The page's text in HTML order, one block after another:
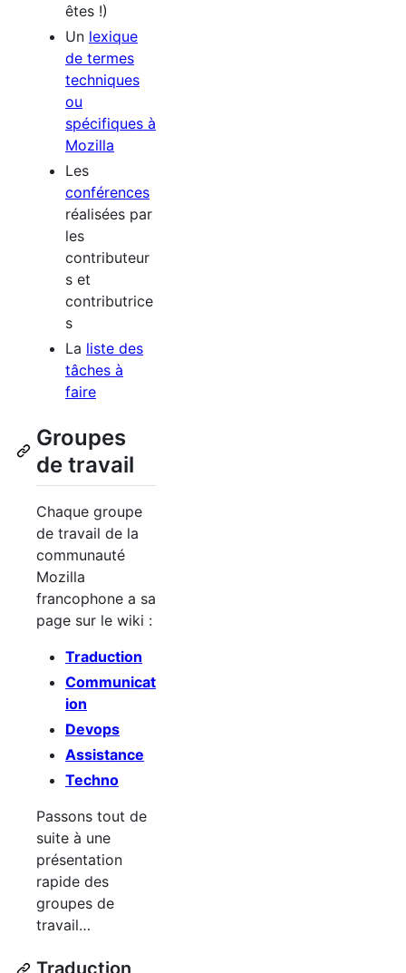
êtes !)
Un lexique
de termes
techniques
ou
spécifiques à
Mozilla
Les
conférences
réalisées par
les
contributeur
s et
contributrice
s
La liste des
tâches à
faire
Groupes
de travail
Chaque groupe
de travail de la
communauté
Mozilla
francophone a sa
page sur le wiki :
Traduction
Communicat
ion
Devops
Assistance
Techno
Passons tout de
suite à une
présentation
rapide des
groupes de
travail…